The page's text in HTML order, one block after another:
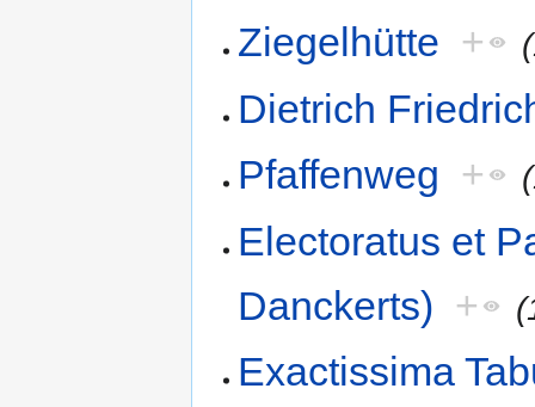
Ziegelhütte +
Dietrich
Pfaffenweg +
Electoratus et
Danckerts) +
Exactissima